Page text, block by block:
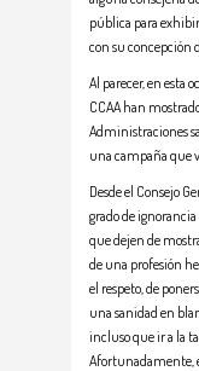
pública para
con su concepción
Al parecer, en esta
CCAA han
Administraciones
una campaña que
Desde el Consejo
grado de
que dejen de
de una profesión
el respeto, de
una sanidad en
incluso que ir a la
Afortunadamente,